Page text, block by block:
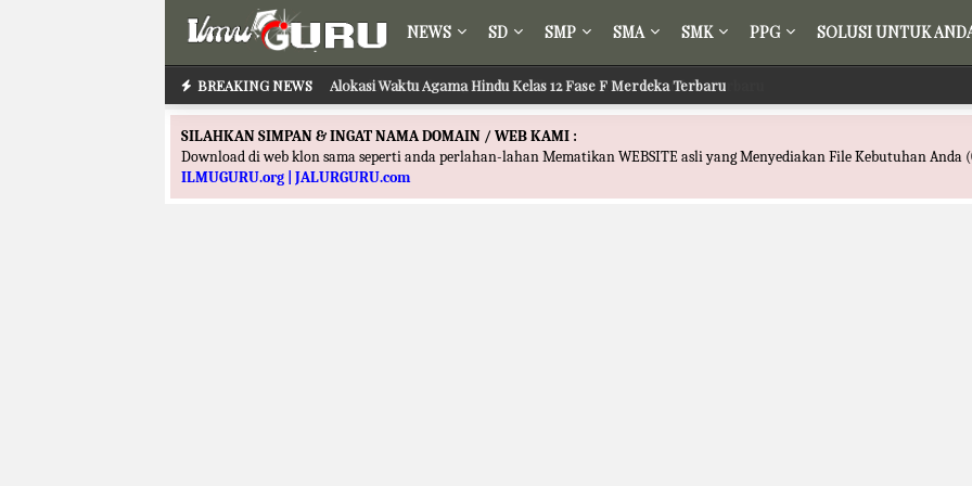
NEWS SD SMP SMA SMK PPG SOLUSI UNTUK
BREAKING NEWS Alokasi Waktu Agama Hindu Kelas 12 Fase F Merdeka Terbaru
SILAHKAN SIMPAN & INGAT NAMA DOMAIN / WEB KAMI :
Download di web klon sama seperti anda perlahan-lahan Mematikan WEBSITE asli yang Menyediakan File Kebutuhan Anda
ILMUGURU.org | JALURGURU.com